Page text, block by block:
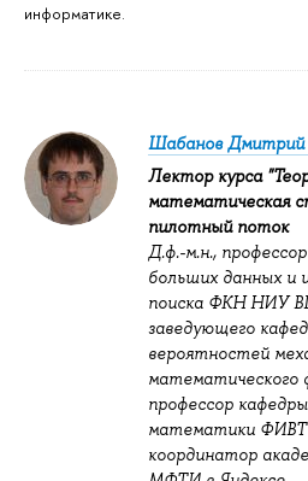
информатике.
Шабанов Дмитрий
Лектор курса
математическая
пилотный поток
Д.ф.-м.н.,
больших данных и
поиска ФКН НИУ
заведующего
вероятностей
профессор
математики
координатор